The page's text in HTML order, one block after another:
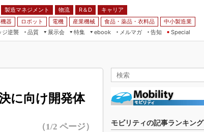
製造マネジメント 物流 R＆D
キャリア
器 ロボット 電機 産業機械 食品・薬品・衣料品
中小製造業
ジ逆襲 品質
展示会
特集
ービス
ebook
メルマガ
告知 Special
に向け開発体
（1/2 ページ） モビリティの記事ランキング